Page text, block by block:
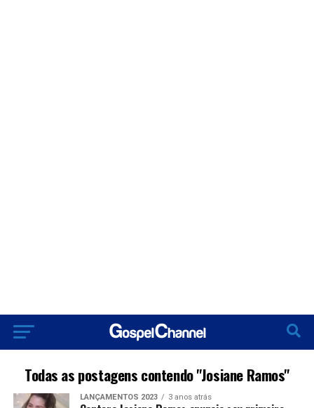
Todas as postagens contendo "Josiane Ramos"
LANÇAMENTOS 2023 3 anos atrás